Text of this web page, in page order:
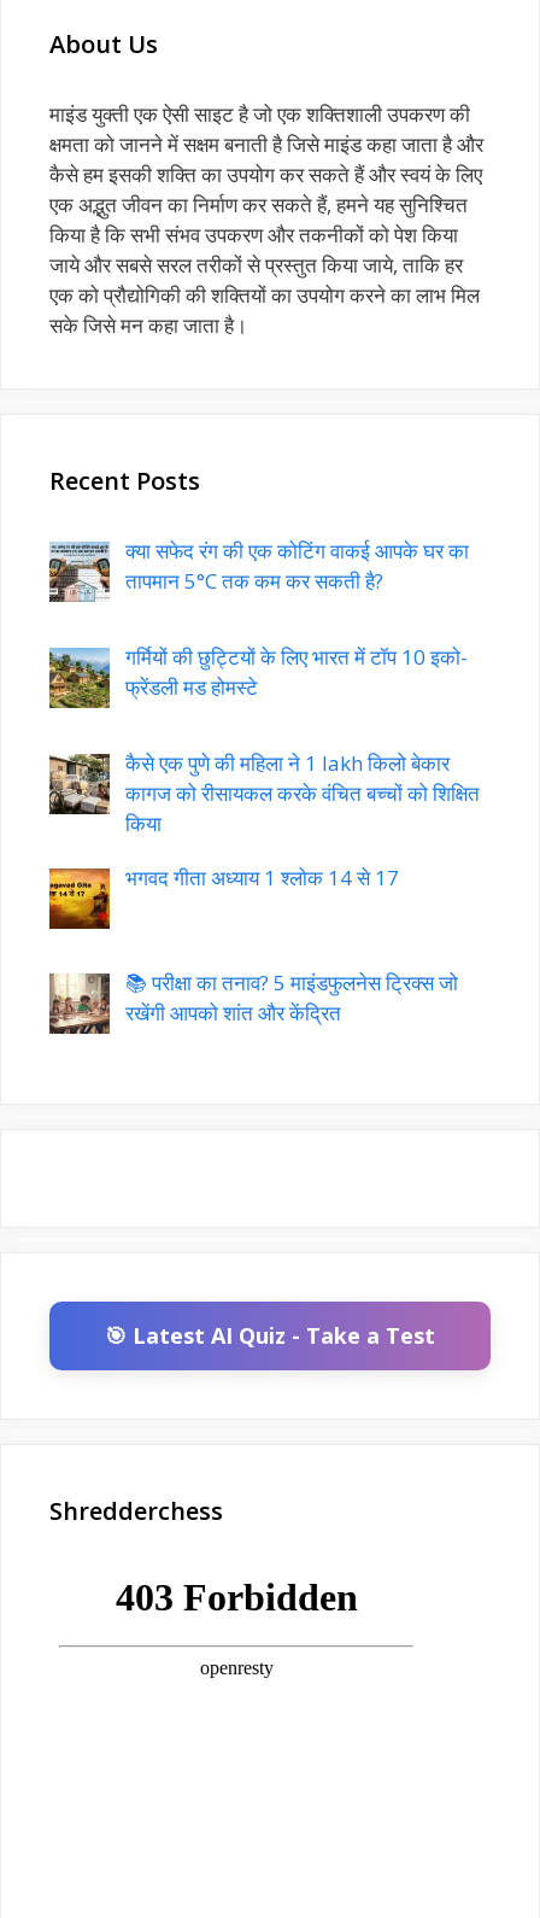
About Us
माइंड युक्ती एक ऐसी साइट है जो एक शक्तिशाली उपकरण की
क्षमता को जानने में सक्षम बनाती है जिसे माइंड कहा जाता है और
कैसे हम इसकी शक्ति का उपयोग कर सकते हैं और स्वयं के लिए
एक अद्भुत जीवन का निर्माण कर सकते हैं, हमने यह सुनिश्चित
किया है कि सभी संभव उपकरण और तकनीकों को पेश किया
जाये और सबसे सरल तरीकों से प्रस्तुत किया जाये, ताकि हर
एक को प्रौद्योगिकी की शक्तियों का उपयोग करने का लाभ मिल
सके जिसे मन कहा जाता है।
Recent Posts
क्या सफेद रंग की एक कोटिंग वाकई आपके घर का
तापमान 5°C तक कम कर सकती है?
गर्मियों की छुट्टियों के लिए भारत में टॉप 10 इको-
फ्रेंडली मड होमस्टे
कैसे एक पुणे की महिला ने 1 lakh किलो बेकार
कागज को रीसायकल करके वंचित बच्चों को शिक्षित
किया
भगवद गीता अध्याय 1 श्लोक 14 से 17
📚 परीक्षा का तनाव? 5 माइंडफुलनेस ट्रिक्स जो
रखेंगी आपको शांत और केंद्रित
🎯 Latest AI Quiz - Take a Test
Shredderchess